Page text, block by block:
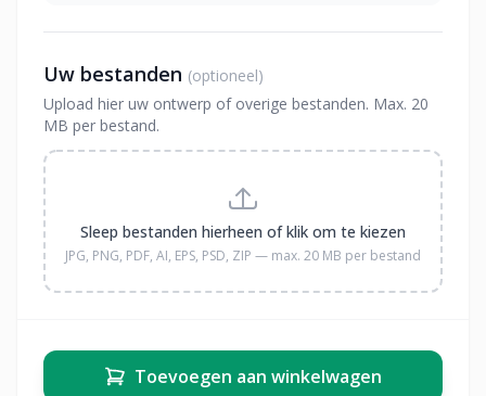
Uw bestanden (optioneel)
Upload hier uw ontwerp of overige bestanden. Max. 20
MB per bestand.
Sleep bestanden hierheen of klik om te kiezen
JPG, PNG, PDF, AI, EPS, PSD, ZIP — max. 20 MB per bestand
Toevoegen aan winkelwagen